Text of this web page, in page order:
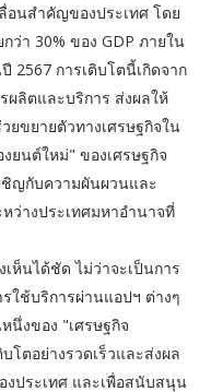
อนสำคัญของประเทศ โดย
ว่า 30% ของ GDP ภายใน
2567 การเติบโตนี้เกิดจาก
ผลิตและบริการ ส่งผลให้
ขยายตัวทางเศรษฐกิจใน
ยนต์ใหม่" ของเศรษฐกิจ
ชิญกับความผันผวนและ
ว่างประเทศมหาอำนาจที่
ห็นได้ชัด ไม่ว่าจะเป็นการ
ใช้บริการผ่านแอปฯ ต่างๆ
นึ่งของ "เศรษฐกิจ
โตอย่างรวดเร็วและส่งผล
งประเทศ และเพื่อสนับสนุน